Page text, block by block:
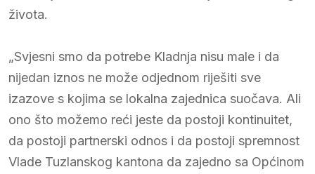
života.
„Svjesni smo da potrebe Kladnja nisu male i da
nijedan iznos ne može odjednom riješiti sve
izazove s kojima se lokalna zajednica suočava. Ali
ono što možemo reći jeste da postoji kontinuitet,
da postoji partnerski odnos i da postoji spremnost
Vlade Tuzlanskog kantona da zajedno sa Općinom